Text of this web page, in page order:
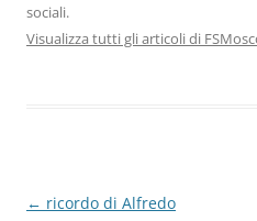
sociali.
Visualizza tutti gli articoli di
Navigazione
← ricordo di Alfredo